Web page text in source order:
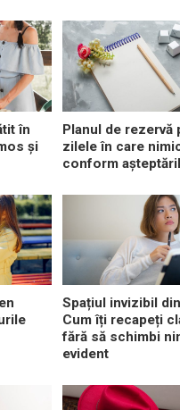
în
și
Planul de rezervă
zilele în care
conform
Spațiul invizibil
Cum îți recapeți
fără să schimbi
evident